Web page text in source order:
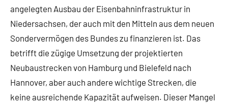
angelegten Ausbau der Eisenbahninfrastruktur in
Niedersachsen, der auch mit den Mitteln aus dem neuen
Sondervermögen des Bundes zu finanzieren ist. Das
betrifft die zügige Umsetzung der projektierten
Neubaustrecken von Hamburg und Bielefeld nach
Hannover, aber auch andere wichtige Strecken, die
keine ausreichende Kapazität aufweisen. Dieser Mangel